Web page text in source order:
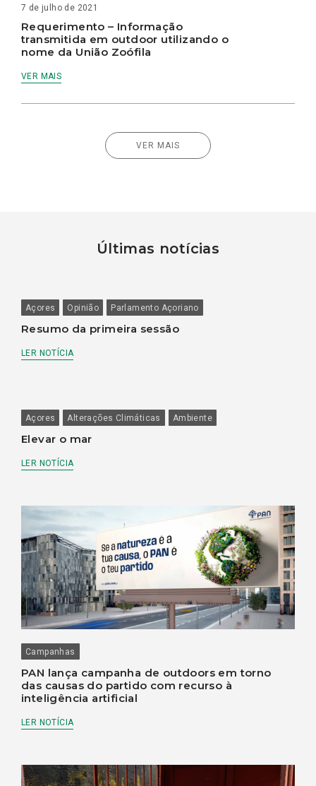
7 de julho de 2021
Requerimento – Informação
transmitida em outdoor utilizando o
nome da União Zoófila
VER MAIS
VER MAIS
Últimas notícias
Açores Opinião Parlamento Açoriano
Resumo da primeira sessão
LER NOTÍCIA
Açores Alterações Climáticas Ambiente
Elevar o mar
LER NOTÍCIA
Campanhas
PAN lança campanha de outdoors em torno
das causas do partido com recurso à
inteligência artificial
LER NOTÍCIA